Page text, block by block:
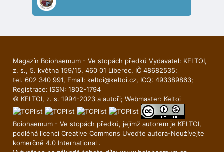
Magazín Boiohaemum - Ve stopách předků Vydavatel: KELTOI,
z. s., 5. května 159/15, 460 01 Liberec, IČ 48682535;
tel. 602 340 991, Email: keltoi@keltoi.cz, ICQ: 493389863;
Registrace: ISSN: 1802-1794
© KELTOI, z. s. 1994-2023 a autoři; Webmaster: Keltoi
Boiohaemum - Ve stopách předků, jejímž autorem je KELTOI,
podléhá licenci Creative Commons Uveďte autora-Neuží­vejte
komerčně 4.0 International .